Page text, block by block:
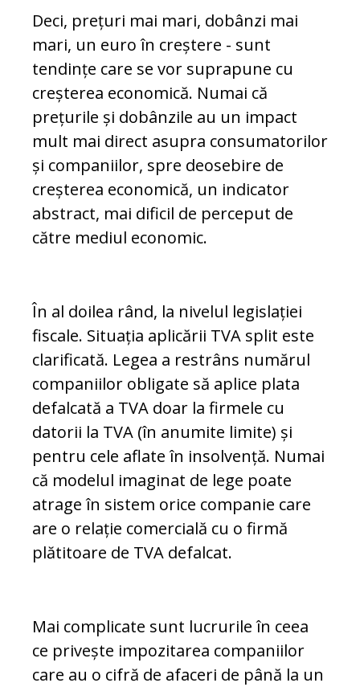
Deci, prețuri mai mari, dobânzi mai
mari, un euro în creștere - sunt
tendințe care se vor suprapune cu
creșterea economică. Numai că
prețurile și dobânzile au un impact
mult mai direct asupra consumatorilor
și companiilor, spre deosebire de
creșterea economică, un indicator
abstract, mai dificil de perceput de
către mediul economic.
În al doilea rând, la nivelul legislației
fiscale. Situația aplicării TVA split este
clarificată. Le­gea a restrâns numărul
companiilor obl­i­gate să aplice plata
defalcată a TVA doar la firmele cu
datorii la TVA (în anumite limite) și
pentru ce­le aflate în insolvență. Numai
că modelul imaginat de lege poate
atrage în sis­tem orice companie care
are o relație co­mercială cu o firmă
plătitoare de TVA defal­cat.
Mai complicate sunt lucrurile în ceea
ce pri­vește impozitarea companiilor
care au o cifră de afaceri de până la un